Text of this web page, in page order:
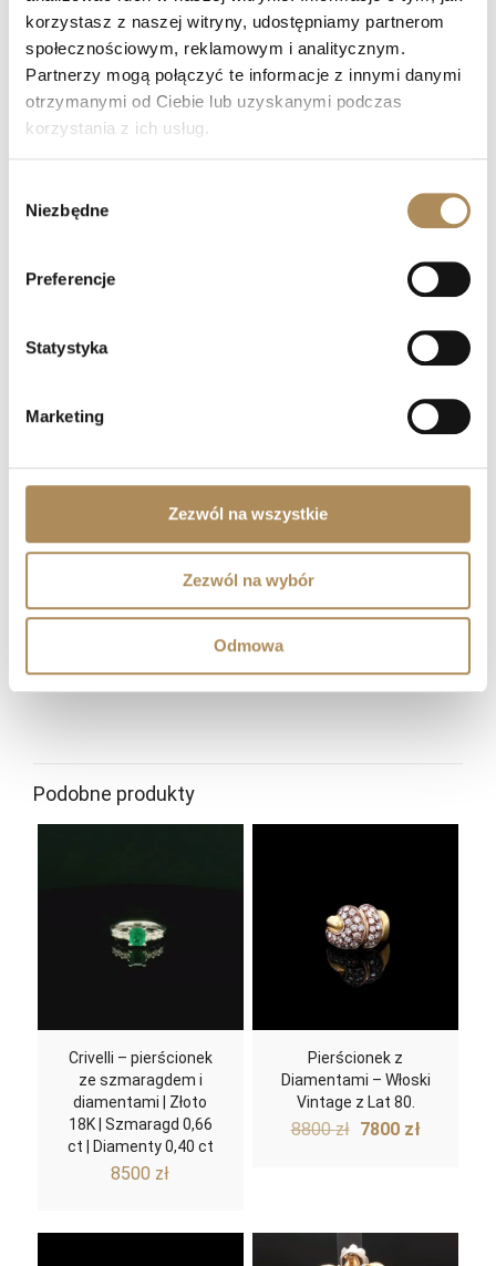
korzystasz z naszej witryny, udostępniamy partnerom
społecznościowym, reklamowym i analitycznym.
Partnerzy mogą połączyć te informacje z innymi danymi
otrzymanymi od Ciebie lub uzyskanymi podczas
korzystania z ich usług.
zgody
Niezbędne
Preferencje
Statystyka
Marketing
Zezwól na wszystkie
Zezwól na wybór
Odmowa
Co oznacza „LUXOS Arts Certified Selection”?
Jakie certyfikaty posiada zespół LUXOS Arts?
Czy LUXOS Arts oferuje doradztwo
Czy LUXOS Arts organizuje wydarzenia
Czy współpracujecie z klientami z zagranicy?
Gdzie mogę śledzić nowości i wydarzenia LUXOS
Podobne produkty
Crivelli – pierścionek
ze szmaragdem i
diamentami | Złoto
18K | Szmaragd 0,66
ct | Diamenty 0,40 ct
8500 zł
Pierścionek z
Diamentami – Włoski
Vintage z Lat 80.
8800zł Pierwotna
7800 zł